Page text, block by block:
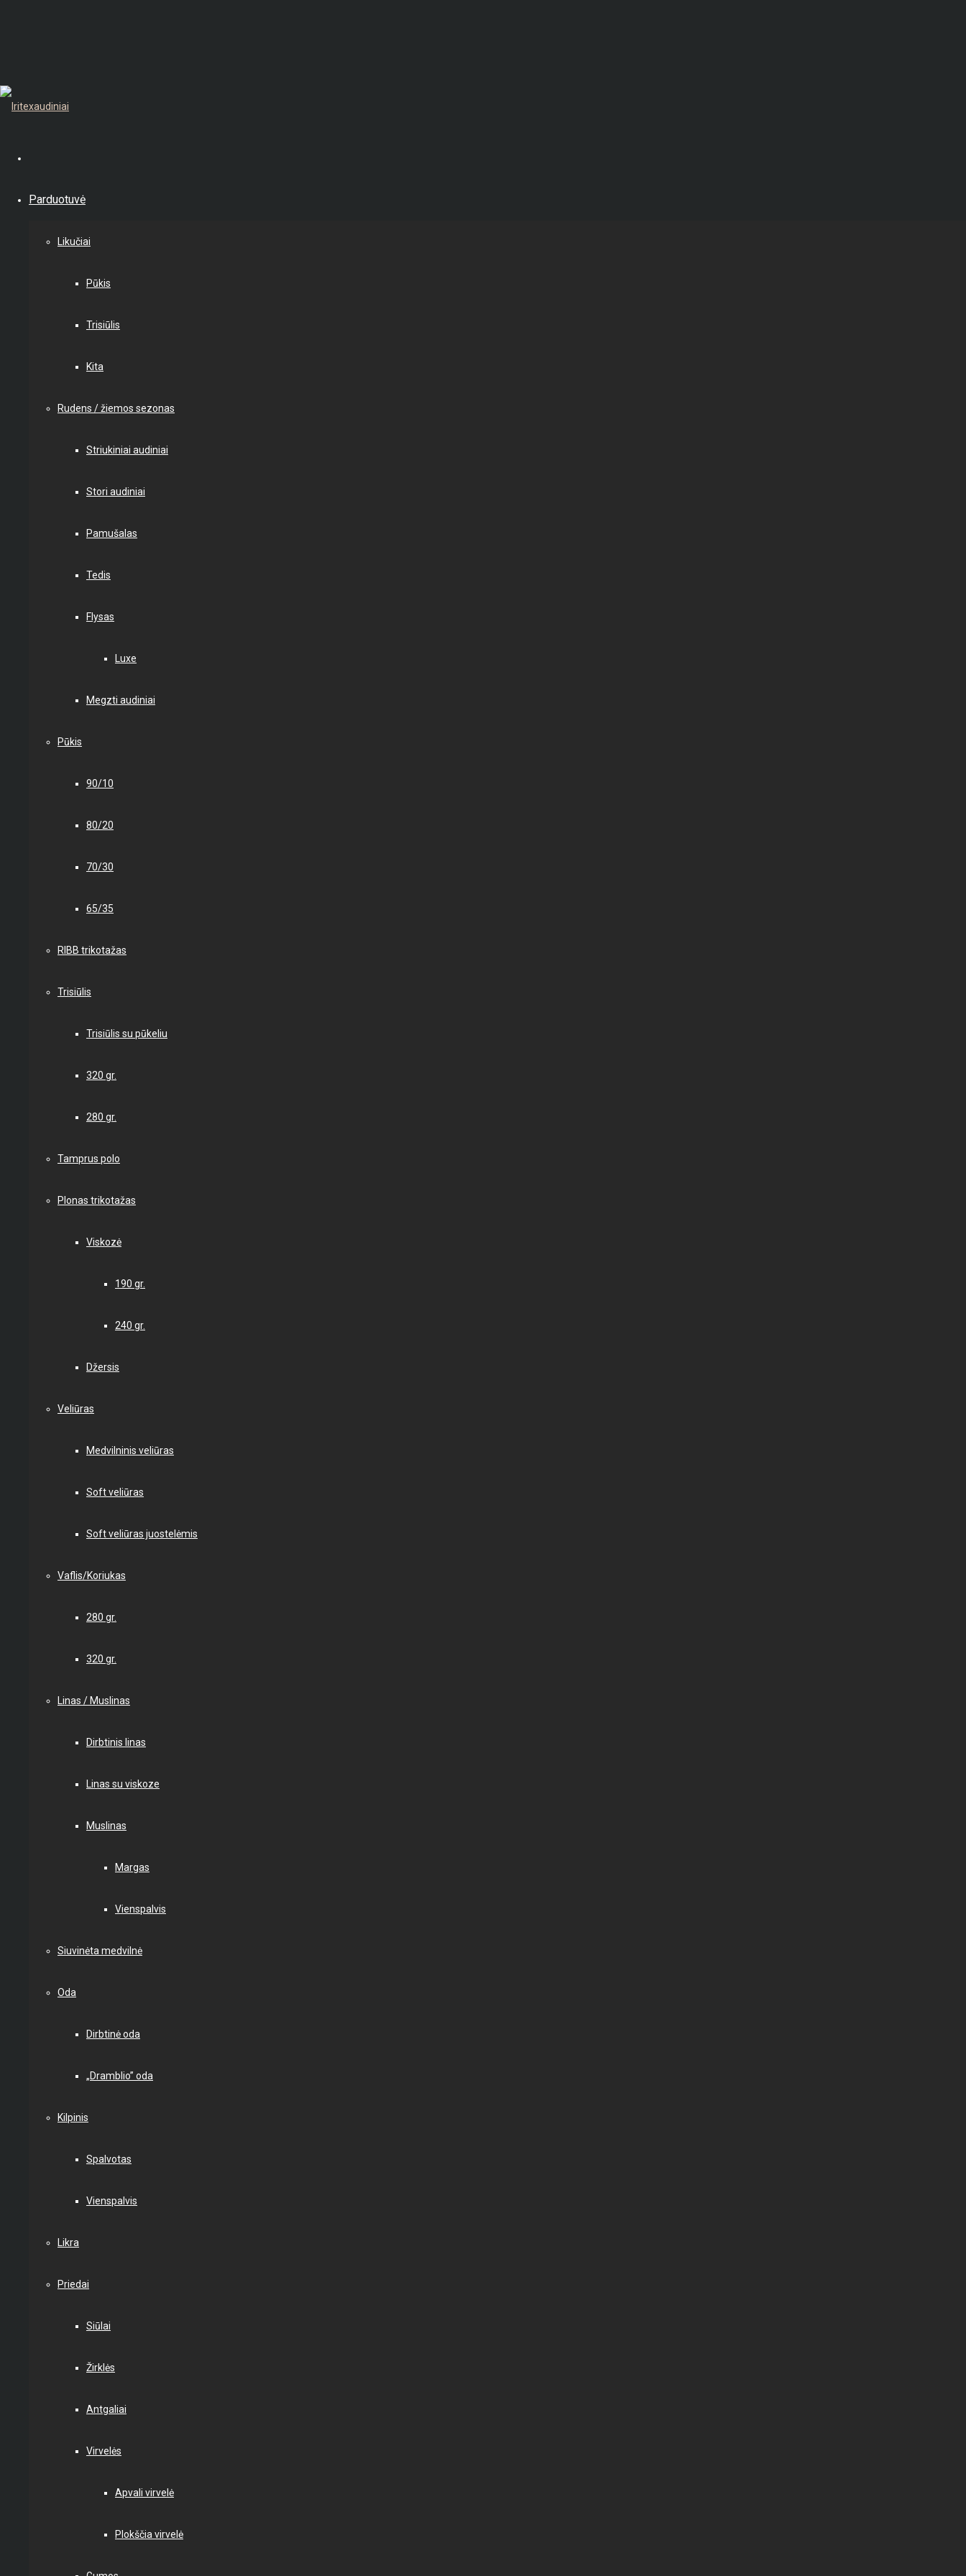
Parduotuvė
Likučiai
Pūkis
Trisiūlis
Kita
Rudens / žiemos sezonas
Striukiniai audiniai
Stori audiniai
Pamušalas
Tedis
Flysas
Luxe
Megzti audiniai
Pūkis
90/10
80/20
70/30
65/35
RIBB trikotažas
Trisiūlis
Trisiūlis su pūkeliu
320 gr.
280 gr.
Tamprus polo
Plonas trikotažas
Viskozė
190 gr.
240 gr.
Džersis
Veliūras
Medvilninis veliūras
Soft veliūras
Soft veliūras juostelėmis
Vaflis/Koriukas
280 gr.
320 gr.
Linas / Muslinas
Dirbtinis linas
Linas su viskoze
Muslinas
Margas
Vienspalvis
Siuvinėta medvilnė
Oda
Dirbtinė oda
„Dramblio” oda
Kilpinis
Spalvotas
Vienspalvis
Likra
Priedai
Siūlai
Žirklės
Antgaliai
Virvelės
Apvali virvelė
Plokščia virvelė